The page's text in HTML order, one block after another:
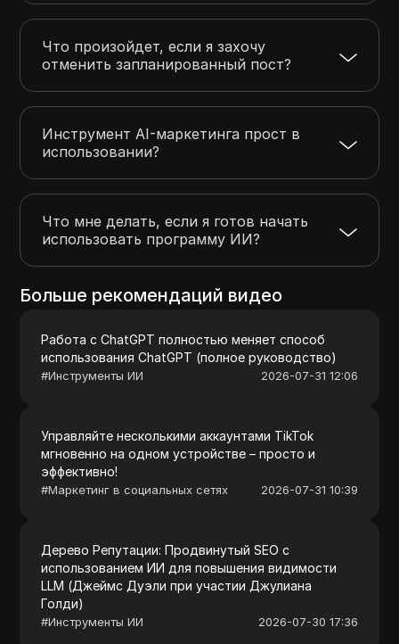
Что произойдет, если я захочу
отменить запланированный пост?
Инструмент AI-маркетинга прост в
использовании?
Что мне делать, если я готов начать
использовать программу ИИ?
Больше рекомендаций видео
Работа с ChatGPT полностью меняет способ
использования ChatGPT (полное руководство)
#Инструменты ИИ 2026-07-31 12:06
Управляйте несколькими аккаунтами TikTok
мгновенно на одном устройстве – просто и
эффективно!
#Маркетинг в социальных сетях 2026-07-31 10:39
Дерево Репутации: Продвинутый SEO с
использованием ИИ для повышения видимости
LLM (Джеймс Дуэли при участии Джулиана
Голди)
#Инструменты ИИ 2026-07-30 17:36